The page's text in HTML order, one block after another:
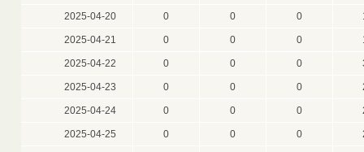
2025-04-20 0 0 0
2025-04-21 0 0 0
2025-04-22 0 0 0
2025-04-23 0 0 0
2025-04-24 0 0 0
2025-04-25 0 0 0